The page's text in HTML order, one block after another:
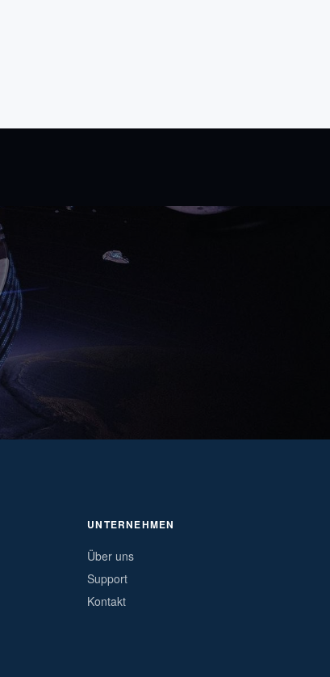
UNTERNEHMEN
Über uns
Support
Kontakt